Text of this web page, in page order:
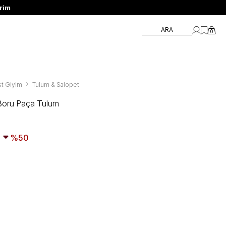
ARA 0
Giyim Tulum & Salopet
Paça Tulum
50